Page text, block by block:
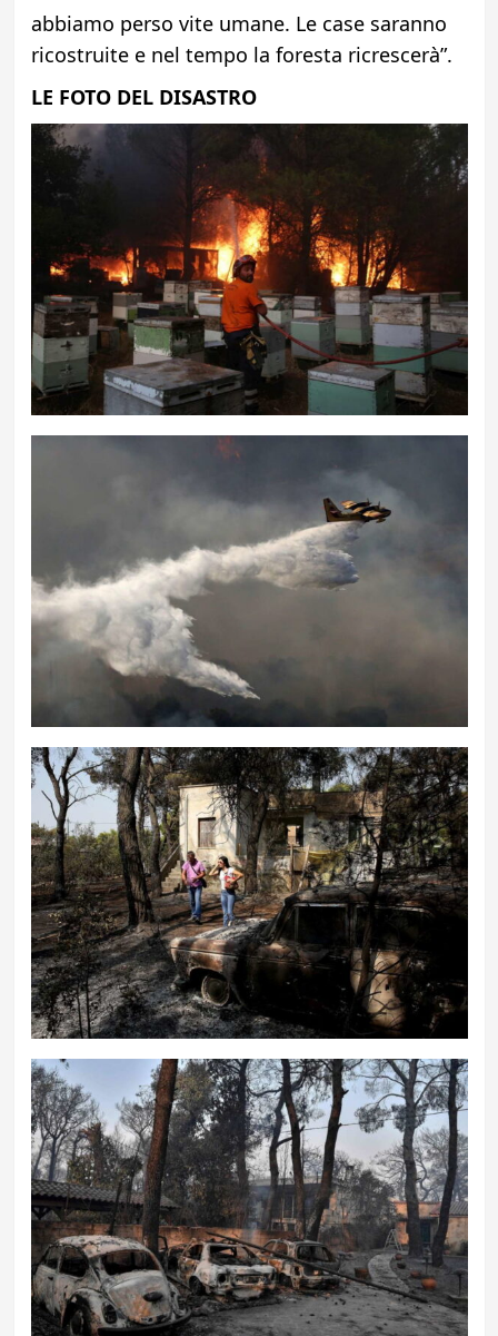
abbiamo perso vite umane. Le case saranno
ricostruite e nel tempo la foresta ricrescerà”.
LE FOTO DEL DISASTRO